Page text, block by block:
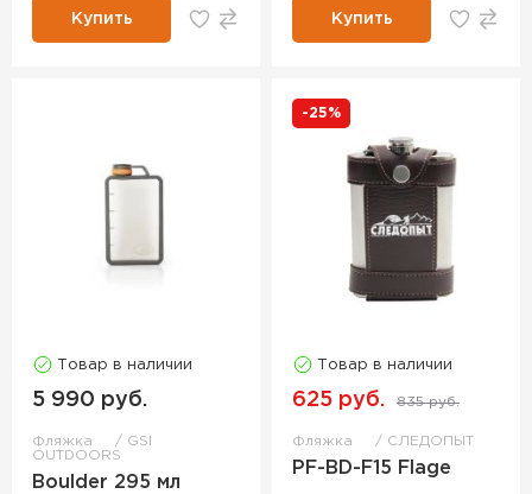
Купить Купить
Товар в наличии
5 990 руб.
Фляжка
GSI
OUTDOORS
Boulder 295 мл
-25%
Товар в наличии
625 руб. 835 руб.
Фляжка СЛЕДОПЫТ
PF-BD-F15 Flage